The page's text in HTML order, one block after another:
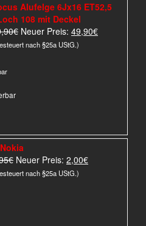
Alufelge 6Jx16 ET52,5
108 mit Deckel
€ Ursprünglicher
Preis
Neuer Preis: 49,90€Aktueller
nach §25a UStG.)
€ Ursprünglicher
Preis
Neuer Preis: 2,00€Aktueller
nach §25a UStG.)